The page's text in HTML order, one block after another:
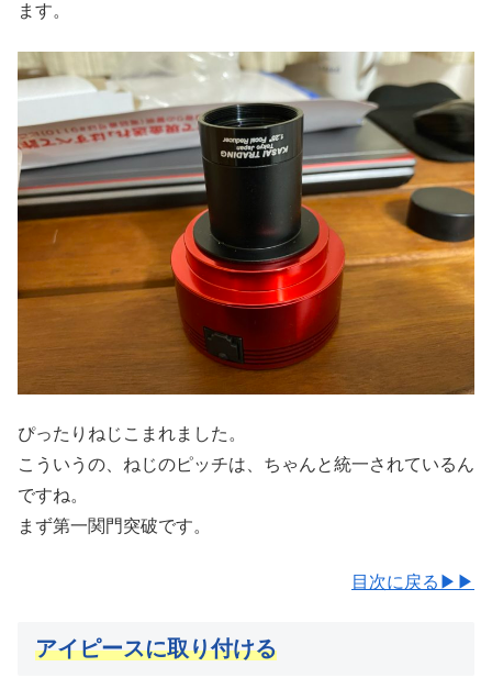
ます。
ぴったりねじこまれました。
こういうの、ねじのピッチは、ちゃんと統一されているん
ですね。
まず第一関門突破です。
目次に戻る▶▶
アイピースに取り付ける